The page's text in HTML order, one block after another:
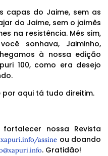
capas do Jaime, sem as
do Jaime, sem o jaimês
na resistência. Mês sim,
sonhava, Jaiminho,
à nossa edição
100, como era desejo
aqui tá tudo direitim.
nossa Revista
assine ou doando
. Gratidão!